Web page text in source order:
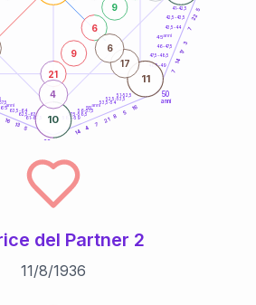
50
anni
60
41-42,5
42,5-43,5
43,5-44
46-47,5
47,5-48,5
48,5-49
51-52,5
52,5-53,5
53,5-54
56-57,5
57,5-58,5
58,5-59
61-62,5
62,5-63,5
63,5-64
5
22
7
3
17
14
7
16
5
8
21
7
4
14
5
13
16 10
11
21
9
6
9
4
17
6
45anni
55anni
65anni
del Partner 2
11/8/1936